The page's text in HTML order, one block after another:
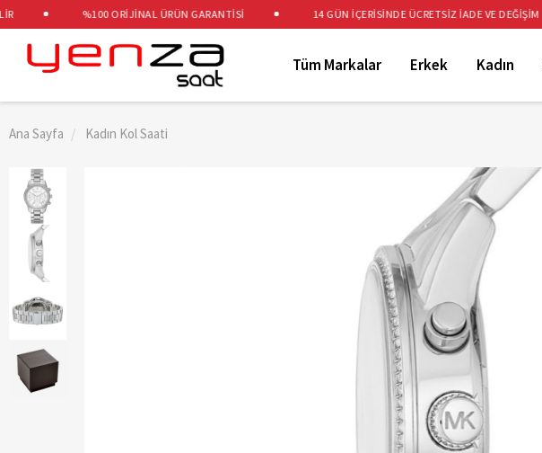
%100 ORİJİNAL ÜRÜN GARANTİSİ 14 GÜN İÇERİSİNDE ÜCRETSİZ İADE VE DEĞİŞİM
Tüm Markalar Erkek Kadın
Ana Sayfa Kadın Kol Saati